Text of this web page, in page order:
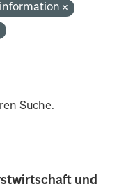
und
Suche.